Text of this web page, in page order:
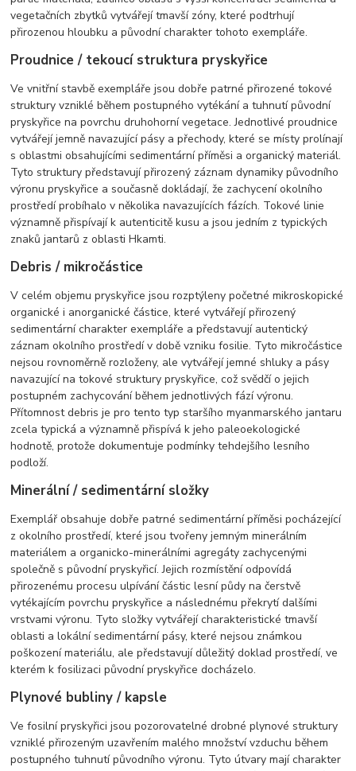
vegetačních zbytků vytvářejí tmavší zóny, které podtrhují
přirozenou hloubku a původní charakter tohoto exempláře.
Proudnice / tekoucí struktura pryskyřice
Ve vnitřní stavbě exempláře jsou dobře patrné přirozené tokové
struktury vzniklé během postupného vytékání a tuhnutí původní
pryskyřice na povrchu druhohorní vegetace. Jednotlivé proudnice
vytvářejí jemně navazující pásy a přechody, které se místy prolínají
s oblastmi obsahujícími sedimentární příměsi a organický materiál.
Tyto struktury představují přirozený záznam dynamiky původního
výronu pryskyřice a současně dokládají, že zachycení okolního
prostředí probíhalo v několika navazujících fázích. Tokové linie
významně přispívají k autenticitě kusu a jsou jedním z typických
znaků jantarů z oblasti Hkamti.
Debris / mikročástice
V celém objemu pryskyřice jsou rozptýleny početné mikroskopické
organické i anorganické částice, které vytvářejí přirozený
sedimentární charakter exempláře a představují autentický
záznam okolního prostředí v době vzniku fosilie. Tyto mikročástice
nejsou rovnoměrně rozloženy, ale vytvářejí jemné shluky a pásy
navazující na tokové struktury pryskyřice, což svědčí o jejich
postupném zachycování během jednotlivých fází výronu.
Přítomnost debris je pro tento typ staršího myanmarského jantaru
zcela typická a významně přispívá k jeho paleoekologické
hodnotě, protože dokumentuje podmínky tehdejšího lesního
podloží.
Minerální / sedimentární složky
Exemplář obsahuje dobře patrné sedimentární příměsi pocházející
z okolního prostředí, které jsou tvořeny jemným minerálním
materiálem a organicko-minerálními agregáty zachycenými
společně s původní pryskyřicí. Jejich rozmístění odpovídá
přirozenému procesu ulpívání částic lesní půdy na čerstvě
vytékajícím povrchu pryskyřice a následnému překrytí dalšími
vrstvami výronu. Tyto složky vytvářejí charakteristické tmavší
oblasti a lokální sedimentární pásy, které nejsou známkou
poškození materiálu, ale představují důležitý doklad prostředí, ve
kterém k fosilizaci původní pryskyřice docházelo.
Plynové bubliny / kapsle
Ve fosilní pryskyřici jsou pozorovatelné drobné plynové struktury
vzniklé přirozeným uzavřením malého množství vzduchu během
postupného tuhnutí původního výronu. Tyto útvary mají charakter